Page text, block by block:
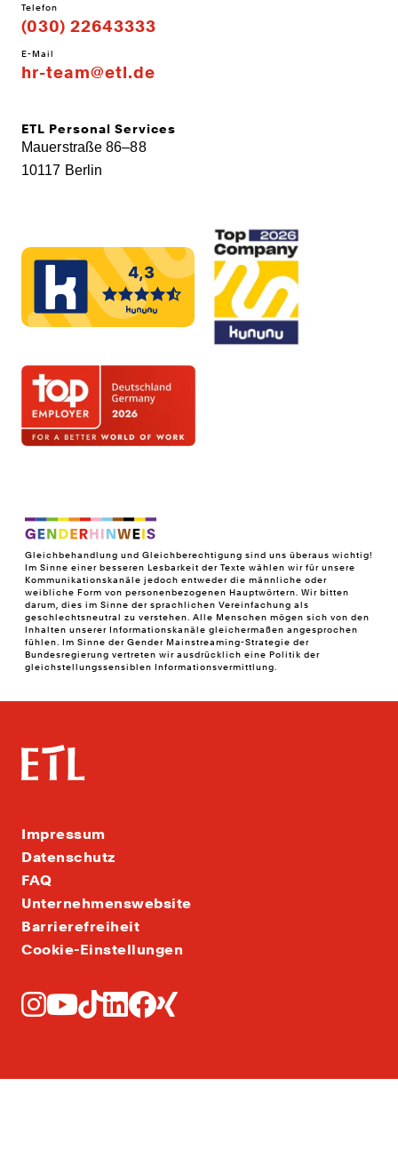
Telefon
(030) 22643333
E-Mail
hr-team@etl.de
ETL Personal Services
Mauerstraße 86–88
10117 Berlin
Gleichbehandlung und Gleichberechtigung sind uns überaus wichtig!
Im Sinne einer besseren Lesbarkeit der Texte wählen wir für unsere
Kommunikationskanäle jedoch entweder die männliche oder
weibliche Form von personenbezogenen Hauptwörtern. Wir bitten
darum, dies im Sinne der sprachlichen Vereinfachung als
geschlechtsneutral zu verstehen. Alle Menschen mögen sich von den
Inhalten unserer Informationskanäle gleichermaßen angesprochen
fühlen. Im Sinne der Gender Mainstreaming-Strategie der
Bundesregierung vertreten wir ausdrücklich eine Politik der
gleichstellungssensiblen Informationsvermittlung.
Impressum
Datenschutz
FAQ
Unternehmenswebsite
Barrierefreiheit
Cookie-Einstellungen